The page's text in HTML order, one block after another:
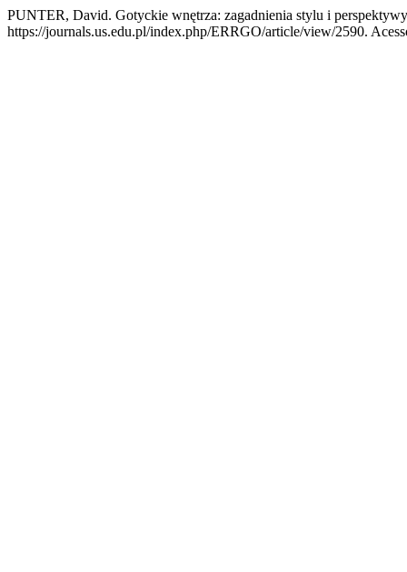
PUNTER, David. Gotyckie wnętrza: zagadnienia stylu i
https://journals.us.edu.pl/index.php/ERRGO/article/view/2590.